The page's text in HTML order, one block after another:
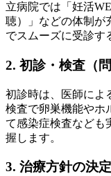
立病院では「妊活
聴）」などの体制が
でスムーズに受診す
2. 初診・検査（
初診時は、医師によ
検査で卵巣機能やホ
て感染症検査なども
握します。
3. 治療方針の決